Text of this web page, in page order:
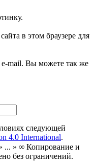
в этом браузере для
e-mail. Вы можете так же
следующей
4.0 International.
... » ∞ Копирование и
без ограничений.